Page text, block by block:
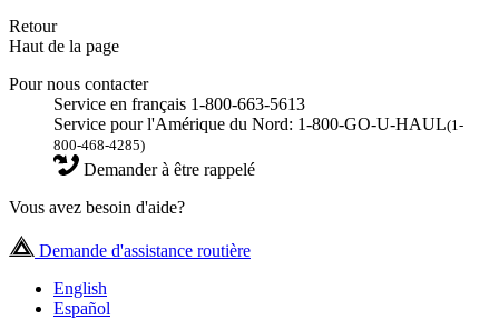
Retour
Haut de la page
Pour nous contacter
Service en français 1-800-663-5613
Service pour l'Amérique du Nord: 1-800-GO-U-HAUL(1-
800-468-4285)
Demander à être rappelé
Vous avez besoin d'aide?
Demande d'assistance routière
English
Español